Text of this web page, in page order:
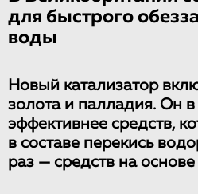
для быстрого
воды
Новый катализатор
золота и палладия. Он
эффективнее средств,
в составе перекись
раз — средств на